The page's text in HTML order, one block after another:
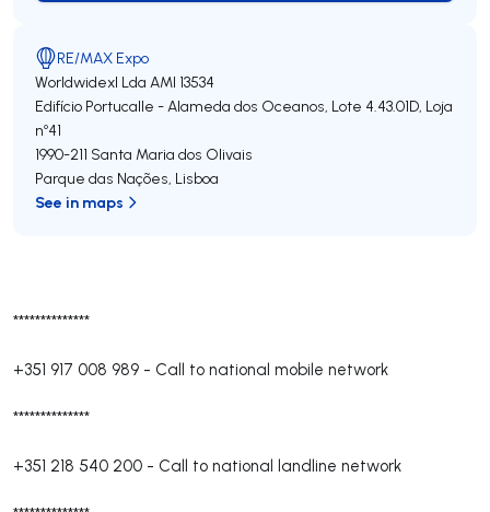
**************
+351 917 008 989 - Call to national mobile network
**************
+351 218 540 200 - Call to national landline network
RE/MAX Expo
Worldwidexl Lda AMI 13534
Edifício Portucalle - Alameda dos Oceanos, Lote 4.43.01D, Loja
nº41
1990-211 Santa Maria dos Olivais
Parque das Nações, Lisboa
See in maps